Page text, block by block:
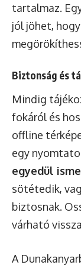
tartalmaz.
jól jöhet,
Biztonság és
Mindig
fokáról és
offline
egy
egyedül
sötétedik,
biztosnak.
várható
A